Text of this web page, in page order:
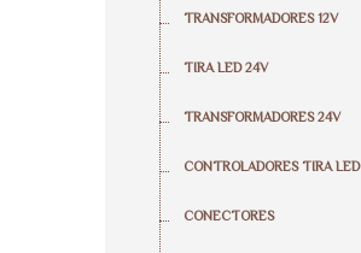
TRANSFORMADORES 12V
TIRA LED 24V
TRANSFORMADORES 24V
CONTROLADORES TIRA LED
CONECTORES